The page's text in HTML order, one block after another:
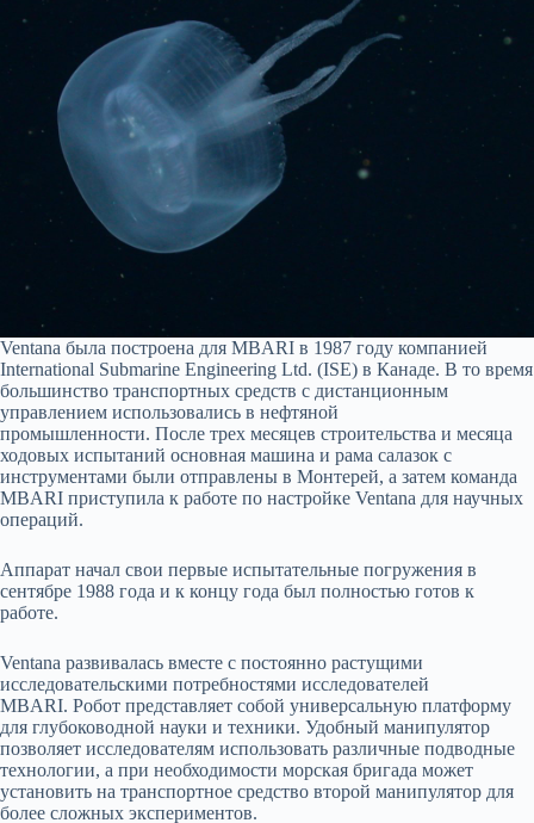
Ventana была построена для MBARI в 1987 году компанией
International Submarine Engineering Ltd. (ISE) в Канаде. В то время
большинство транспортных средств с дистанционным
управлением использовались в нефтяной
промышленности. После трех месяцев строительства и месяца
ходовых испытаний основная машина и рама салазок с
инструментами были отправлены в Монтерей, а затем команда
MBARI приступила к работе по настройке Ventana для научных
операций.
Аппарат начал свои первые испытательные погружения в
сентябре 1988 года и к концу года был полностью готов к
работе.
Ventana развивалась вместе с постоянно растущими
исследовательскими потребностями исследователей
MBARI. Робот представляет собой универсальную платформу
для глубоководной науки и техники. Удобный манипулятор
позволяет исследователям использовать различные подводные
технологии, а при необходимости морская бригада может
установить на транспортное средство второй манипулятор для
более сложных экспериментов.